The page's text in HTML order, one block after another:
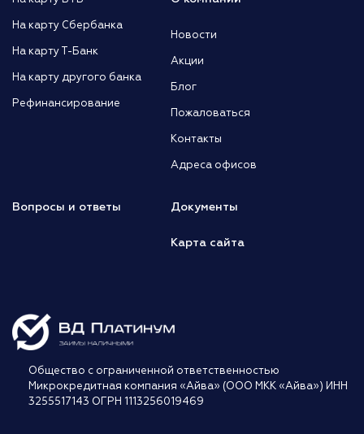
На карту Сбербанка
На карту Т-Банк
На карту другого банка
Рефинансирование
Новости
Акции
Блог
Пожаловаться
Контакты
Адреса офисов
Вопросы и ответы Документы
Карта сайта
Общество с ограниченной ответственностью
Микрокредитная компания «Айва» (ООО МКК «Айва») ИНН
3255517143 ОГРН 1113256019469